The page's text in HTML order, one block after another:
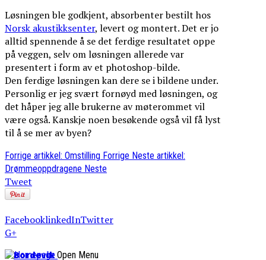
Løsningen ble godkjent, absorbenter bestilt hos
Norsk akustikksenter, levert og montert. Det er jo
alltid spennende å se det ferdige resultatet oppe
på veggen, selv om løsningen allerede var
presentert i form av et photoshop-bilde.
Den ferdige løsningen kan dere se i bildene under.
Personlig er jeg svært fornøyd med løsningen, og
det håper jeg alle brukerne av møterommet vil
være også. Kanskje noen besøkende også vil få lyst
til å se mer av byen?
Forrige artikkel: Omstilling Forrige Neste artikkel:
Drømmeoppdragene Neste
Tweet
FacebooklinkedInTwitter
G+
Bordevik Open Menu